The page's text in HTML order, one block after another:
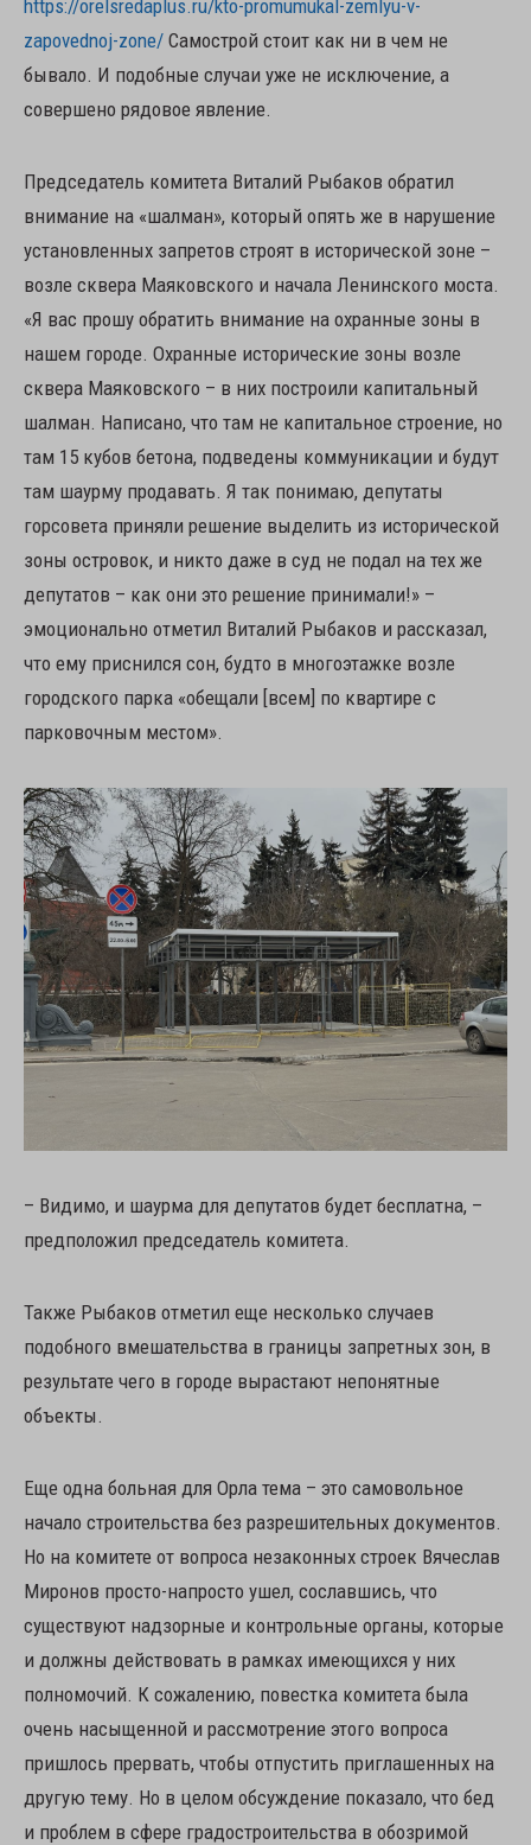
https://orelsredaplus.ru/kto-promumukal-zemlyu-v-
zapovednoj-zone/ Самострой стоит как ни в чем не
бывало. И подобные случаи уже не исключение, а
совершено рядовое явление.
Председатель комитета Виталий Рыбаков обратил
внимание на «шалман», который опять же в нарушение
установленных запретов строят в исторической зоне –
возле сквера Маяковского и начала Ленинского моста.
«Я вас прошу обратить внимание на охранные зоны в
нашем городе. Охранные исторические зоны возле
сквера Маяковского – в них построили капитальный
шалман. Написано, что там не капитальное строение, но
там 15 кубов бетона, подведены коммуникации и будут
там шаурму продавать. Я так понимаю, депутаты
горсовета приняли решение выделить из исторической
зоны островок, и никто даже в суд не подал на тех же
депутатов – как они это решение принимали!» –
эмоционально отметил Виталий Рыбаков и рассказал,
что ему приснился сон, будто в многоэтажке возле
городского парка «обещали [всем] по квартире с
парковочным местом».
– Видимо, и шаурма для депутатов будет бесплатна, –
предположил председатель комитета.
Также Рыбаков отметил еще несколько случаев
подобного вмешательства в границы запретных зон, в
результате чего в городе вырастают непонятные
объекты.
Еще одна больная для Орла тема – это самовольное
начало строительства без разрешительных документов.
Но на комитете от вопроса незаконных строек Вячеслав
Миронов просто-напросто ушел, сославшись, что
существуют надзорные и контрольные органы, которые
и должны действовать в рамках имеющихся у них
полномочий. К сожалению, повестка комитета была
очень насыщенной и рассмотрение этого вопроса
пришлось прервать, чтобы отпустить приглашенных на
другую тему. Но в целом обсуждение показало, что бед
и проблем в сфере градостроительства в обозримой